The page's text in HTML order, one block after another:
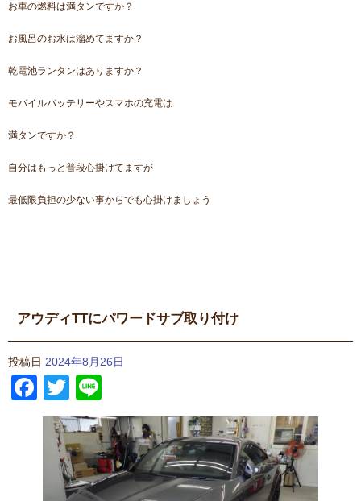
お車の燃料は満タンですか？
お風呂のお水は溜めてますか？
乾電池ランタンはありますか？
モバイルバッテリーやスマホの充電は
満タンですか？
自分はもっと普段心掛けてますが
最低限負担の少ない事からでも心掛けましょう
アウディTTにパワードサブ取り付け
投稿日 2024年8月26日
Facebook
Twitter